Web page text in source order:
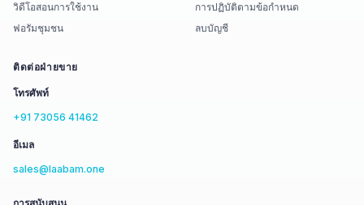
วิดีโอสอนการใช้งาน
ฟอรัมชุมชน
การปฏิบัติตามข้อกำหนด
ลบบัญชี
ติดต่อฝ่ายขาย
โทรศัพท์
+91 73056 41462
อีเมล
sales@laabam.one